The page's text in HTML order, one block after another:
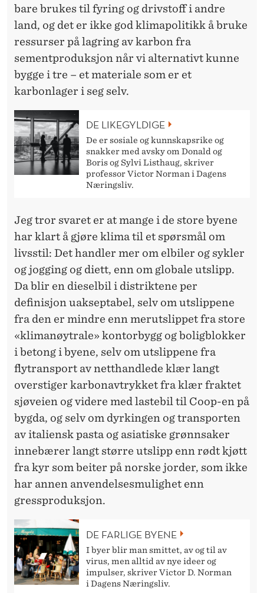
bare brukes til fyring og drivstoff i andre
land, og det er ikke god klimapolitikk å bruke
ressurser på lagring av karbon fra
sementproduksjon når vi alternativt kunne
bygge i tre – et materiale som er et
karbonlager i seg selv.
DE LIKEGYLDIGE
De er sosiale og kunnskapsrike og
snakker med avsky om Donald og
Boris og Sylvi Listhaug, skriver
professor Victor Norman i Dagens
Næringsliv.
Jeg tror svaret er at mange i de store byene
har klart å gjøre klima til et spørsmål om
livsstil: Det handler mer om elbiler og sykler
og jogging og diett, enn om globale utslipp.
Da blir en dieselbil i distriktene per
definisjon uakseptabel, selv om utslippene
fra den er mindre enn merutslippet fra store
«klimanøytrale» kontorbygg og boligblokker
i betong i byene, selv om utslippene fra
flytransport av netthandlede klær langt
overstiger karbonavtrykket fra klær fraktet
sjøveien og videre med lastebil til Coop-en på
bygda, og selv om dyrkingen og transporten
av italiensk pasta og asiatiske grønnsaker
innebærer langt større utslipp enn rødt kjøtt
fra kyr som beiter på norske jorder, som ikke
har annen anvendelsesmulighet enn
gressproduksjon.
DE FARLIGE BYENE
I byer blir man smittet, av og til av
virus, men alltid av nye ideer og
impulser, skriver Victor D. Norman
i Dagens Næringsliv.